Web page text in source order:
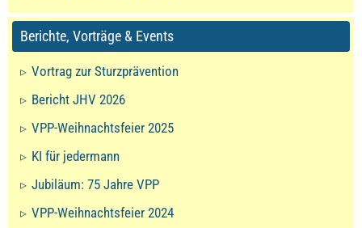
Berichte, Vorträge & Events
Vortrag zur Sturzprävention
Bericht JHV 2026
VPP-Weihnachtsfeier 2025
KI für jedermann
Jubiläum: 75 Jahre VPP
VPP-Weihnachtsfeier 2024